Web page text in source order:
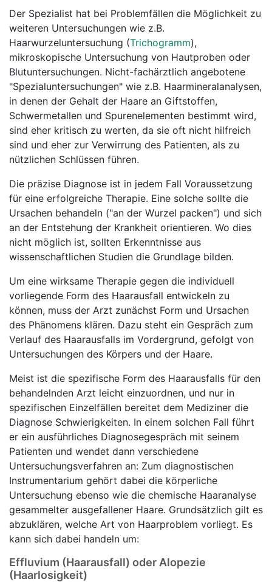
Der Spezialist hat bei Problemfällen die Möglichkeit zu
weiteren Untersuchungen wie z.B.
Haarwurzeluntersuchung (Trichogramm),
mikroskopische Untersuchung von Hautproben oder
Blutuntersuchungen. Nicht-fachärztlich angebotene
"Spezialuntersuchungen" wie z.B. Haarmineralanalysen,
in denen der Gehalt der Haare an Giftstoffen,
Schwermetallen und Spurenelementen bestimmt wird,
sind eher kritisch zu werten, da sie oft nicht hilfreich
sind und eher zur Verwirrung des Patienten, als zu
nützlichen Schlüssen führen.
Die präzise Diagnose ist in jedem Fall Voraussetzung
für eine erfolgreiche Therapie. Eine solche sollte die
Ursachen behandeln ("an der Wurzel packen") und sich
an der Entstehung der Krankheit orientieren. Wo dies
nicht möglich ist, sollten Erkenntnisse aus
wissenschaftlichen Studien die Grundlage bilden.
Um eine wirksame Therapie gegen die individuell
vorliegende Form des Haarausfall entwickeln zu
können, muss der Arzt zunächst Form und Ursachen
des Phänomens klären. Dazu steht ein Gespräch zum
Verlauf des Haarausfalls im Vordergrund, gefolgt von
Untersuchungen des Körpers und der Haare.
Meist ist die spezifische Form des Haarausfalls für den
behandelnden Arzt leicht einzuordnen, und nur in
spezifischen Einzelfällen bereitet dem Mediziner die
Diagnose Schwierigkeiten. In einem solchen Fall führt
er ein ausführliches Diagnosegespräch mit seinem
Patienten und wendet dann verschiedene
Untersuchungsverfahren an: Zum diagnostischen
Instrumentarium gehört dabei die körperliche
Untersuchung ebenso wie die chemische Haaranalyse
gesammelter ausgefallener Haare. Grundsätzlich gilt es
abzuklären, welche Art von Haarproblem vorliegt. Es
kann sich dabei handeln um:
Effluvium (Haarausfall) oder Alopezie
(Haarlosigkeit)